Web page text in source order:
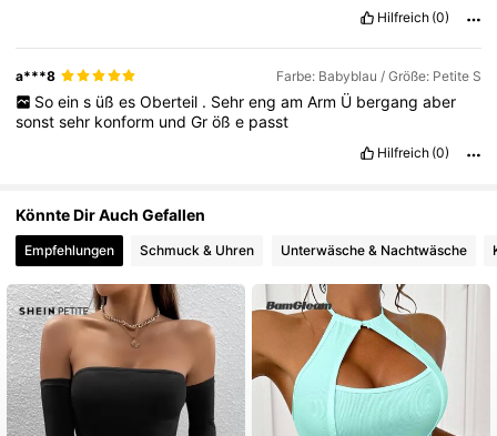
Hilfreich (0)
a***8 Farbe: Babyblau / Größe: Petite S
So ein s üß es Oberteil . Sehr eng am Arm Ü bergang aber
sonstsehr konform undGröße passt
Hilfreich (0)
Könnte Dir Auch Gefallen
Empfehlungen Schmuck & Uhren Unterwäsche & Nachtwäsche